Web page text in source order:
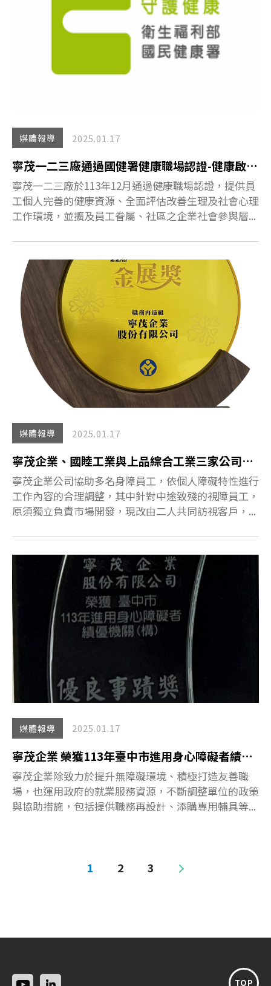
媒體報導 2025.01.17
寧茂一二三廠通過國健署健康職場認證-健康啟動標章
寧茂一二三廠於113年12月通過健康職場認證，提供員
工個人完善的健康資源、全面評估改善生理及社會心理
工作環境，並擴及員工眷屬、社區之企業社會參與層...
媒體報導 2025.01.17
寧茂企業、國睦工業與上品綜合工業三家公司榮獲金展獎肯定
寧茂企業公司協助多名身障員工，依個人障礙特性進行
工作內容的合理調整，其中針對中途致殘的視障員工，
原須獨立負責市場開發，現改由二人共同訪視客戶，...
媒體報導 2025.01.17
寧茂企業 榮獲113年臺中市進用身心障礙者績優機關及健康職場認證
寧茂企業除致力於提升無障礙環境、積極打造友善職
場，也運用政府的就業服務資源，不斷調整單位的政策
與協助措施，包括提供職務再設計、添購專用輔具等...
1 2 3
TOP